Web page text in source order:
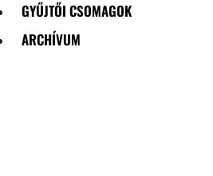
GYŰJTŐI CSOMAGOK
ARCHÍVUM